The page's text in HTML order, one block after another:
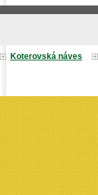
Koterovská náves